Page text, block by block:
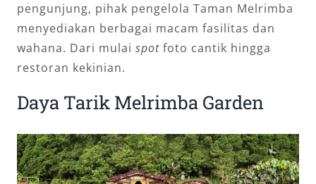
pengunjung, pihak pengelola Taman Melrimba
menyediakan berbagai macam fasilitas dan
wahana. Dari mulai spot foto cantik hingga
restoran kekinian.
Daya Tarik Melrimba Garden